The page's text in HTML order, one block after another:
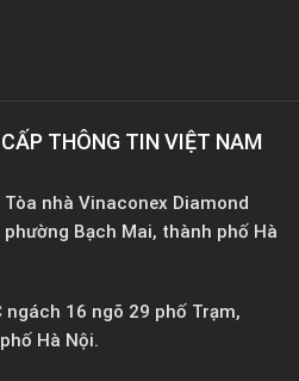
THÔNG TIN VIỆT NAM
nhà Vinaconex Diamond
phường Bạch Mai, thành phố Hà
ngách 16 ngõ 29 phố Trạm,
Hà Nội.